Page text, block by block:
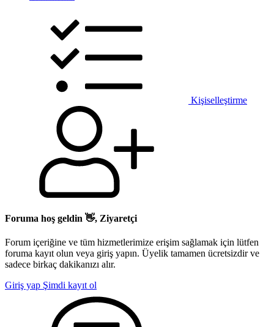
Kişiselleştirme
Foruma hoş geldin 👋, Ziyaretçi
Forum içeriğine ve tüm hizmetlerimize erişim sağlamak için lütfen
foruma kayıt olun veya giriş yapın. Üyelik tamamen ücretsizdir ve
sadece birkaç dakikanızı alır.
Giriş yap Şimdi kayıt ol